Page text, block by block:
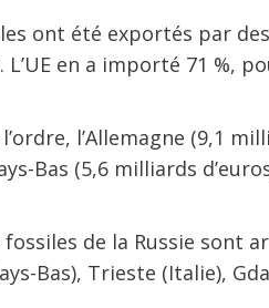
ont été exportés par
en a importé 71 %,
l’Allemagne (9,1
Bas (5,6 milliards
de la Russie sont
Bas), Trieste (Italie),